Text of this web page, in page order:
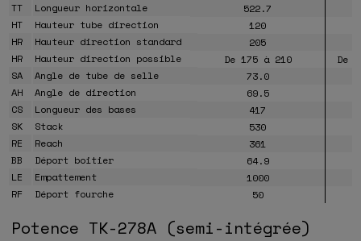
TT
Longueur horizontale 522.7
HT
Hauteur tube direction
120
HR
Hauteur direction standard
205
HR
Hauteur direction possible De 175 à 210
De
SA
Angle de tube de selle 73.0
AH
Angle de direction 69.5
CS
Longueur des bases
417
SK
Stack
530
RE
Reach
361
BB
Déport boitier 64.9
LE
Empattement 1000
RF
Déport fourche 50
Potence TK-278A (semi-intégrée)